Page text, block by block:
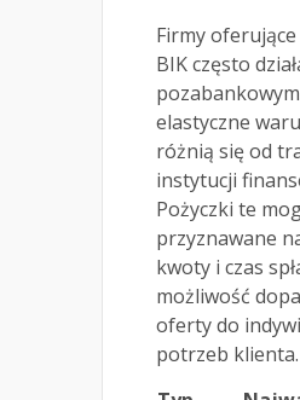
Firmy
BIK często
elastyczne
różnią się od
instytucji
Pożyczki te
przyznawane
kwoty i czas
możliwość
oferty do
potrzeb klienta.